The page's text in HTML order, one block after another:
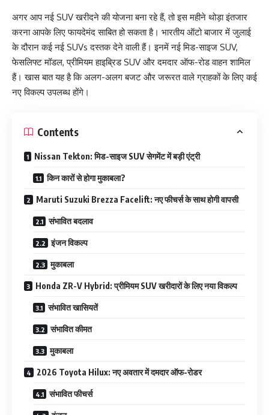
अगर आप नई SUV खरीदने की योजना बना रहे हैं, तो इस महीने थोड़ा इंतजार
करना आपके लिए फायदेमंद साबित हो सकता है। भारतीय ऑटो बाजार में जुलाई
के दौरान कई नई SUVs दस्तक देने वाली हैं। इनमें नई मिड-साइज SUV,
फेसलिफ्ट मॉडल, प्रीमियम हाइब्रिड SUV और दमदार ऑफ-रोड वाहन शामिल
हैं। खास बात यह है कि अलग-अलग बजट और जरूरत वाले ग्राहकों के लिए कई
नए विकल्प उपलब्ध होंगे।
Contents
Nissan Tekton: मिड-साइज SUV सेगमेंट में बड़ी एंट्री
किन कारों से होगा मुकाबला?
Maruti Suzuki Brezza Facelift: नए फीचर्स के साथ होगी वापसी
संभावित बदलाव
इंजन विकल्प
मुकाबला
Honda ZR-V Hybrid: प्रीमियम SUV खरीदारों के लिए नया विकल्प
संभावित खासियतें
संभावित कीमत
मुकाबला
2026 Toyota Hilux: नए अवतार में दमदार ऑफ-रोडर
संभावित फीचर्स